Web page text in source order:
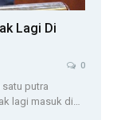
Lagi Di
0
putra
lagi masuk di…